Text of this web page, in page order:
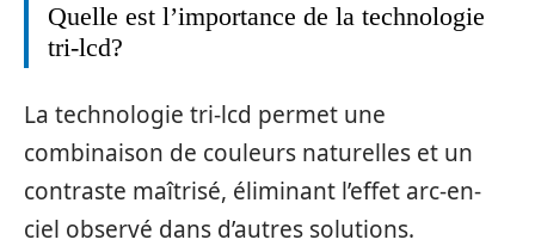
Quelle est l’importance de la technologie
tri-lcd?
La technologie tri-lcd permet une
combinaison de couleurs naturelles et un
contraste maîtrisé, éliminant l’effet arc-en-
ciel observé dans d’autres solutions.